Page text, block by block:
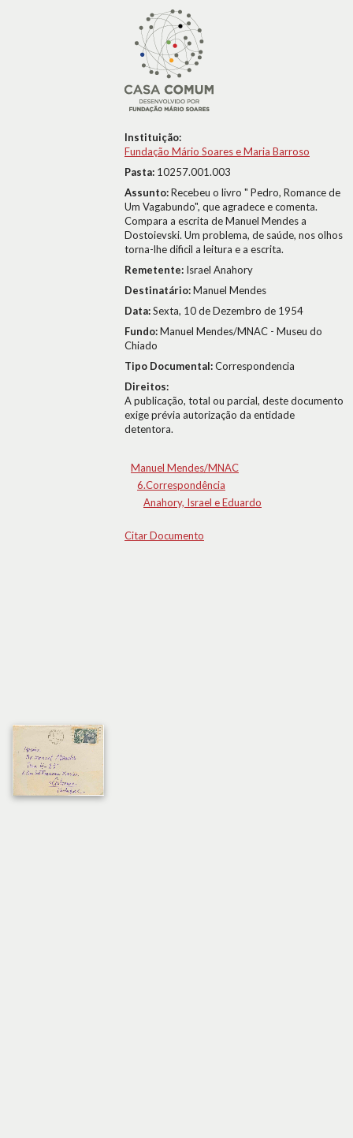
Instituição:
Fundação Mário Soares e Maria Barroso
Pasta: 10257.001.003
Assunto:Recebeu o livro " Pedro, Romance de
Um Vagabundo", que agradece e comenta.
Compara a escrita de Manuel Mendes a
Dostoievski. Um problema, de saúde, nos olhos
torna-lhe dificil a leitura e a escrita.
Remetente: Israel Anahory
Destinatário:Manuel Mendes
Data:Sexta, 10 de Dezembro de 1954
Fundo:Manuel Mendes/MNAC - Museu do
Chiado
Tipo Documental:Correspondencia
Direitos:
A publicação, total ou parcial, deste documento
exige prévia autorização da entidade
detentora.
Manuel Mendes/MNAC
6.Correspondência
Anahory, Israel e Eduardo
Citar Documento